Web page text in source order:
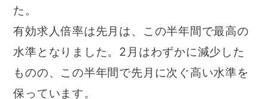
た。
有効求人倍率は先月は、この半年間で最高の
水準となりました。2月はわずかに減少した
ものの、この半年間で先月に次ぐ高い水準を
保っています。